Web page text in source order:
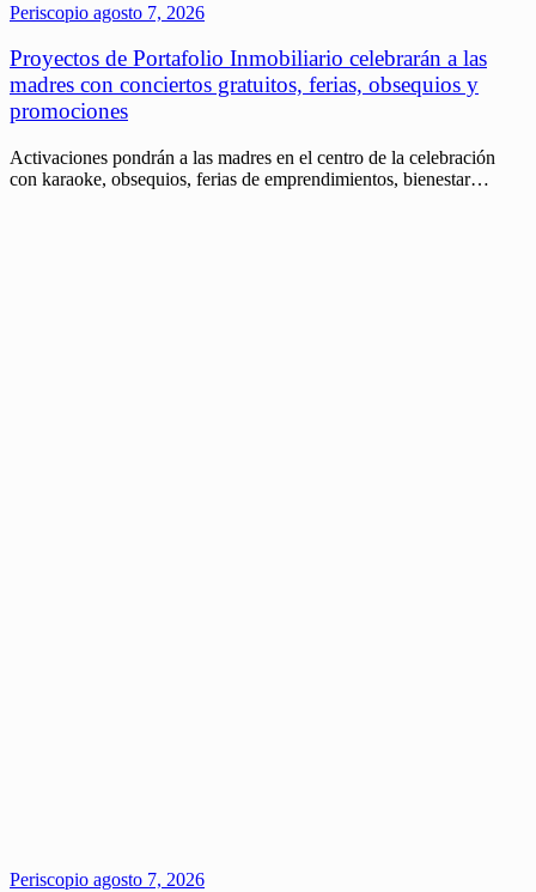
Periscopio agosto 7, 2026
Proyectos de Portafolio Inmobiliario celebrarán a las
madres con conciertos gratuitos, ferias, obsequios y
promociones
Activaciones pondrán a las madres en el centro de la celebración
con karaoke, obsequios, ferias de emprendimientos, bienestar…
Periscopio agosto 7, 2026